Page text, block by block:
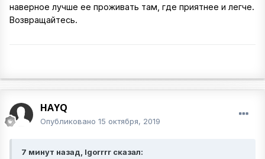
наверное лучше ее проживать там, где приятнее и легче.
Возвращайтесь.
HAYQ
Опубликовано 15 октября, 2019
7 минут назад, Igorrrr сказал: